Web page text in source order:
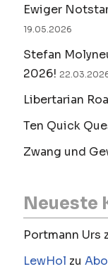
Ewiger
19.05.2026
Stefan
2026!
Libertarian
Ten Quick
Zwang und
Neueste
Portmann Urs
LewHol zu